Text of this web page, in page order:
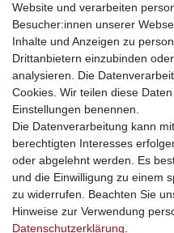
traumlampen- Lampen und
kinderwagencenter-
gastrogeraete24- alles für
soziale Medien
Facebook
sicher einkaufen
Sichere Bestellung und
Website und verarbeiten
Besucher:innen unserer
Inhalte und Anzeigen zu
Drittanbietern einzubinden
analysieren. Die
Cookies. Wir teilen diese
Einstellungen benennen.
Die Datenverarbeitung kann
berechtigten Interesses
oder abgelehnt werden. Es
und die Einwilligung zu einem
zu widerrufen. Beachten Sie
Hinweise zur Verwendung
Daten­schutz­erklärung